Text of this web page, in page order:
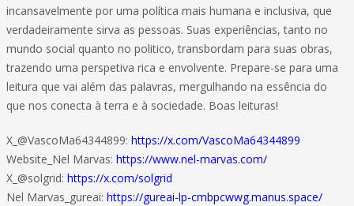
incansavelmente por uma política mais humana e inclusiva, que
verdadeiramente sirva as pessoas. Suas experiências, tanto no
mundo social quanto no politico, transbordam para suas obras,
trazendo uma perspetiva rica e envolvente. Prepare-se para uma
leitura que vai além das palavras, mergulhando na essência do
que nos conecta à terra e à sociedade. Boas leituras!
X_@VascoMa64344899: https://x.com/VascoMa64344899
Website_Nel Marvas: https://www.nel-marvas.com/
X_@solgrid: https://x.com/solgrid
Nel Marvas_gureai: https://gureai-lp-cmbpcwwg.manus.space/